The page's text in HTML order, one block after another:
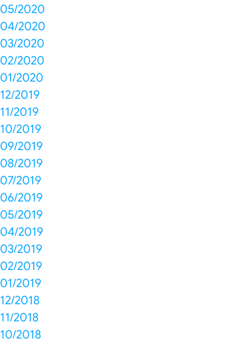
05/2020
04/2020
03/2020
02/2020
01/2020
12/2019
11/2019
10/2019
09/2019
08/2019
07/2019
06/2019
05/2019
04/2019
03/2019
02/2019
01/2019
12/2018
11/2018
10/2018